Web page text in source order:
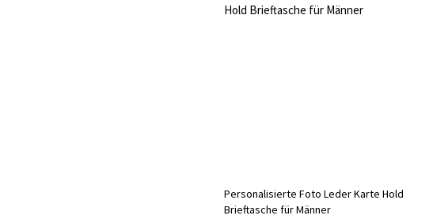
Personalisierte Foto Leder Karte Hold
Brieftasche für Männer